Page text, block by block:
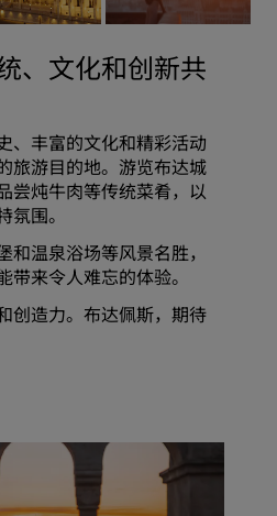
、文化和创新共
、丰富的文化和精彩活动
旅游目的地。游览布达城
尝炖牛肉等传统菜肴，以
氛围。
和温泉浴场等风景名胜，
带来令人难忘的体验。
创造力。布达佩斯，期待